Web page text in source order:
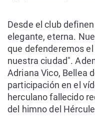
Desde el club
elegante, eterna.
que defenderemos
nuestra ciudad".
Adriana Vico, Bellea
participación en el
herculano fallecido
del himno del